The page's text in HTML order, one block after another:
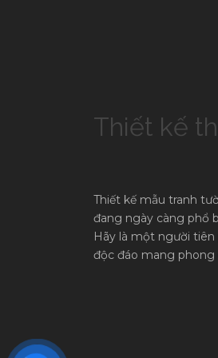
Thiết kế
Thiết kế mẫu tranh
đang ngày càng phổ
Hãy là một người
độc đáo mang phong